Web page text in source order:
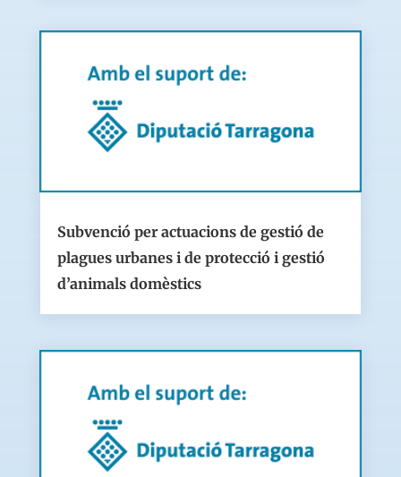
Subvenció per actuacions de gestió de
plagues urbanes i de protecció i gestió
d’animals domèstics